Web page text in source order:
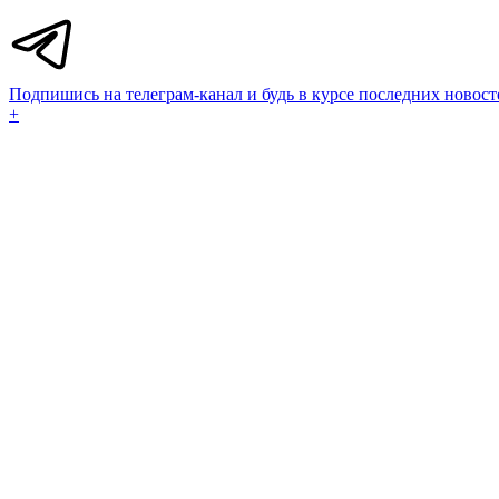
Подпишись на телеграм-канал и будь в курсе последних
+